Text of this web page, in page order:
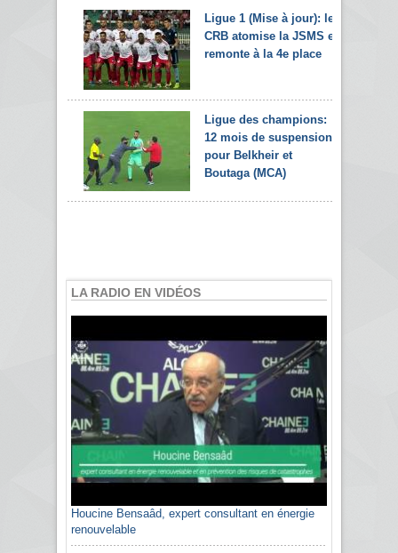
Ligue 1 (Mise à jour): le
CRB atomise la JSMS et
remonte à la 4e place
Ligue des champions:
12 mois de suspension
pour Belkheir et
Boutaga (MCA)
LA RADIO EN VIDÉOS
Houcine Bensaâd, expert consultant en énergie
renouvelable